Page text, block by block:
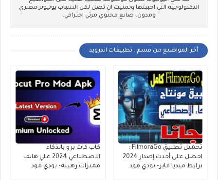
التكنولوجيه التي احببتها وتمنيت ان تصل لكل الشباب يوتيوبر مصري
ومدون، صانع محتوي مرئي احترافي.
أخر المواضيع من قسم : تطبيقات اندرويد
تحميل تطبيق FilmoraGo :
احصل على أحدث إصدار 2024
برابط ميديا فاير- بودي مود
كاب كات برو بالذكاء
الاصطناعي 2024 علي هاتف
مميزات رهيبه- بودي مود